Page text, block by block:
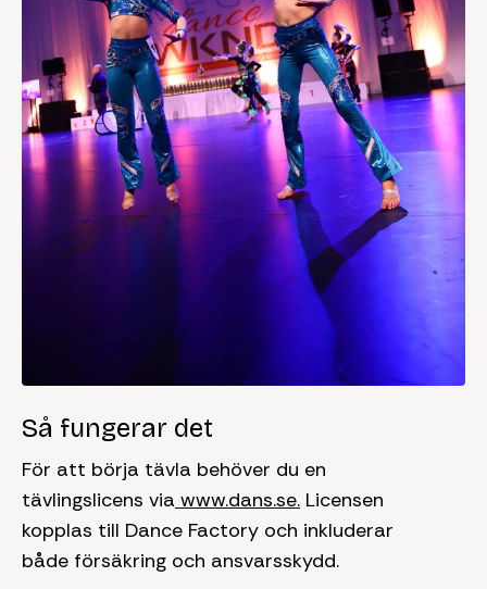
Så fungerar det
För att börja tävla behöver du en
tävlingslicens via www.dans.se. Licensen
kopplas till Dance Factory och inkluderar
både försäkring och ansvarsskydd.